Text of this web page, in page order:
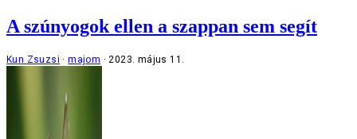
A szúnyogok ellen a szappan sem segít
Kun Zsuzsi majom 2023. május 11.